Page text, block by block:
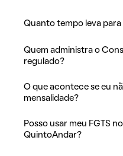
Quanto tempo leva
Quem administra o
regulado?
O que acontece se eu
mensalidade?
Posso usar meu FGTS
QuintoAndar?